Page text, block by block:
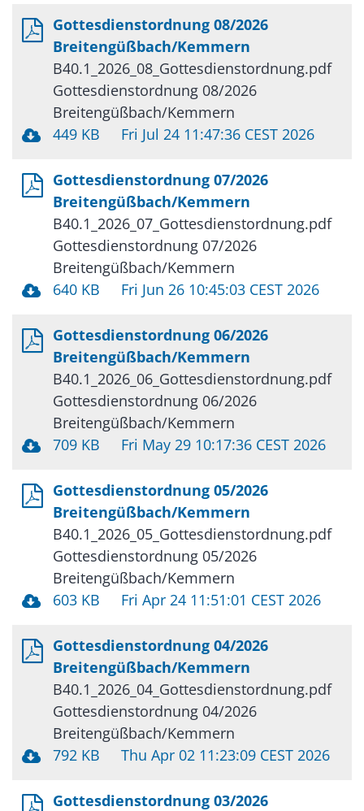
Gottesdienstordnung 08/2026
Breitengüßbach/Kemmern
B40.1_2026_08_Gottesdienstordnung.pdf
Gottesdienstordnung 08/2026
Breitengüßbach/Kemmern
449 KB
Fri Jul 24 11:47:36 CEST 2026
Gottesdienstordnung 07/2026
Breitengüßbach/Kemmern
B40.1_2026_07_Gottesdienstordnung.pdf
Gottesdienstordnung 07/2026
Breitengüßbach/Kemmern
640 KB
Fri Jun 26 10:45:03 CEST 2026
Gottesdienstordnung 06/2026
Breitengüßbach/Kemmern
B40.1_2026_06_Gottesdienstordnung.pdf
Gottesdienstordnung 06/2026
Breitengüßbach/Kemmern
709 KB
Fri May 29 10:17:36 CEST 2026
Gottesdienstordnung 05/2026
Breitengüßbach/Kemmern
B40.1_2026_05_Gottesdienstordnung.pdf
Gottesdienstordnung 05/2026
Breitengüßbach/Kemmern
603 KB
Fri Apr 24 11:51:01 CEST 2026
Gottesdienstordnung 04/2026
Breitengüßbach/Kemmern
B40.1_2026_04_Gottesdienstordnung.pdf
Gottesdienstordnung 04/2026
Breitengüßbach/Kemmern
792 KB
Thu Apr 02 11:23:09 CEST 2026
Gottesdienstordnung 03/2026